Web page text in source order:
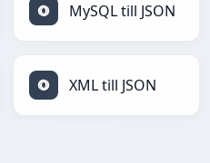
MySQL till JSON
XML till JSON